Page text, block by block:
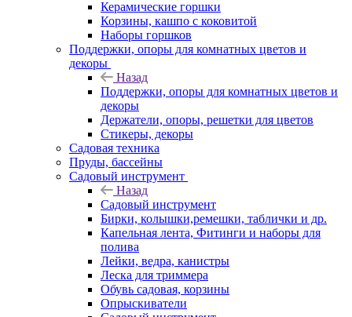
Керамические горшки
Корзины, кашпо с коковитой
Наборы горшков
Поддержки, опоры для комнатных цветов и
декоры
Назад
Поддержки, опоры для комнатных цветов и
декоры
Держатели, опоры, решетки для цветов
Стикеры, декоры
Садовая техника
Пруды, бассейны
Садовый инструмент
Назад
Садовый инструмент
Бирки, колышки,ремешки, таблички и др.
Капельная лента, Фитинги и наборы для
полива
Лейки, ведра, канистры
Леска для триммера
Обувь садовая, корзины
Опрыскиватели